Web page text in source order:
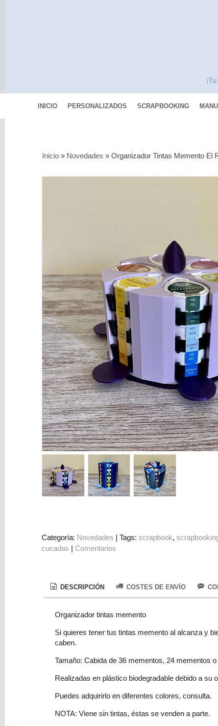
INICIO PERSONALIZADOS SCRAPBOOKING
Vinilos
REBAJAS
Novedades
NAVIDAD
Papelería
Herramientas
3D
Liquidación
Scrapbooking
Resinas
Colorantes
Regalo
Figuras
DIY
DECORACION
Carrito
Inicio » Novedades »Organizador Tintas Memento El
Categoría: Novedades |Tags:scrapbook
cucadas | Comentarios
DESCRIPCIÓN COSTES DE ENVÍO
Organizador tintas memento
Si quieres tener tus tintas memento al alcanza y
caben.
Tamaño: Cabida de 36 mementos, 24 mementos
Realizadas en plástico biodegradable debido a su
Puedes adquirirlo en diferentes colores, consulta.
NOTA: Viene sin tintas, éstas se venden a parte.